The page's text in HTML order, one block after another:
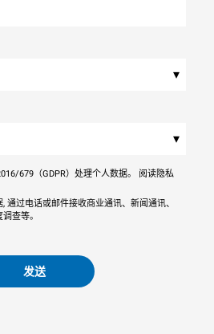
▾
▾
679（GDPR）处理个人数据。 阅读隐私
通过电话或邮件接收商业通讯、新闻通讯、
查等。
发送